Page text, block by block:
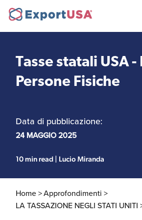
Uffici e Team Exportusa
di Rimini
Uffici e Team
ExportUSA a New York
ExportUSA a Bruxelles
Costituzione società e
Tasse statali USA
Persone Fisiche
Data di pubblicazione:
24 MAGGIO 2025
10 min read | Lucio Miranda
Home >Approfondimenti >
LA TASSAZIONE NEGLI STATI UNITI